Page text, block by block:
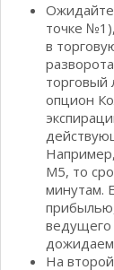
точке
в
торговый
опцион
М5, то
минутам.
ведущего
На